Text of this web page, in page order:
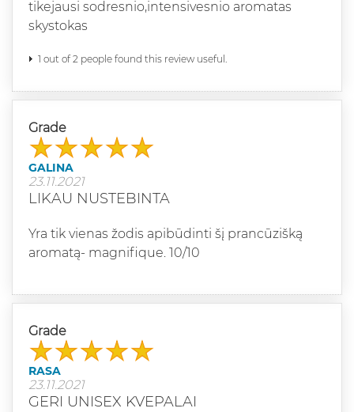
tikejausi sodresnio,intensivesnio aromatas
skystokas
1 out of 2 people found this review useful.
Grade
GALINA
23.11.2021
LIKAU NUSTEBINTA
Yra tik vienas žodis apibūdinti šį prancūzišką
aromatą- magnifique. 10/10
Grade
RASA
23.11.2021
GERI UNISEX KVEPALAI